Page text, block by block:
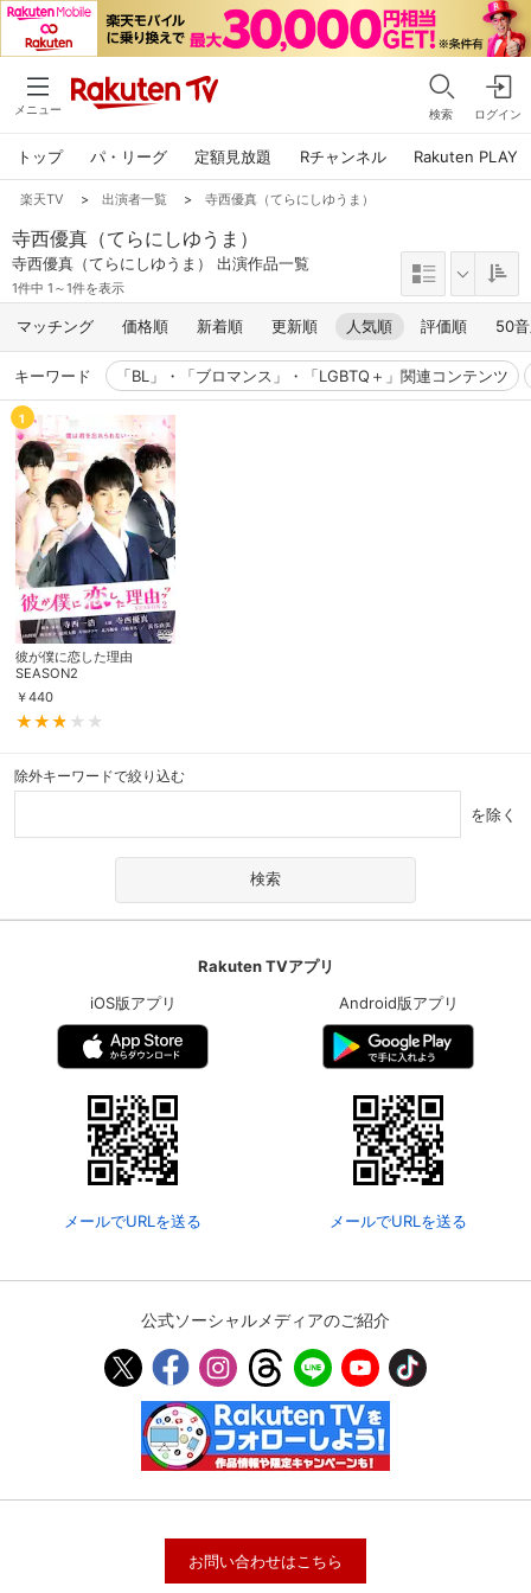
メニュー 検索 ログイン
トップ パ・リーグ 定額見放題 Rチャンネル Rakuten PLAY
楽天TV > 出演者一覧 > 寺西優真（てらにしゆうま）
寺西優真（てらにしゆうま）
寺西優真（てらにしゆうま） 出演作品一覧
1件中 1～1件を表示
マッチング 価格順 新着順 更新順 人気順 評価順 50
キーワード 「BL」・「ブロマンス」・「LGBTQ＋」関連コンテンツ
1
彼が僕に恋した理由
SEASON2
￥440
除外キーワードで絞り込む
を除く
Rakuten TVアプリ
iOS版アプリ
メールでURLを送る
Android版アプリ
メールでURLを送る
公式ソーシャルメディアのご紹介
お問い合わせはこちら